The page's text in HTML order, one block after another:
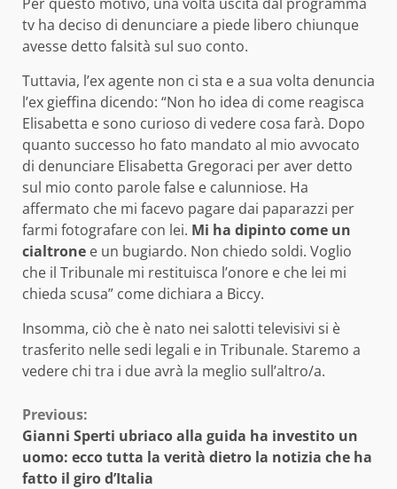
tv ha deciso di denunciare a piede libero chiunque
avesse detto falsità sul suo conto.
Tuttavia, l’ex agente non ci sta e a sua volta denuncia
l’ex gieffina dicendo: “Non ho idea di come reagisca
Elisabetta e sono curioso di vedere cosa farà. Dopo
quanto successo ho fato mandato al mio avvocato
di denunciare Elisabetta Gregoraci per aver detto
sul mio conto parole false e calunniose. Ha
affermato che mi facevo pagare dai paparazzi per
farmi fotografare con lei. Mi ha dipinto come un
cialtrone e un bugiardo. Non chiedo soldi. Voglio
che il Tribunale mi restituisca l’onore e che lei mi
chieda scusa” come dichiara a Biccy.
Insomma, ciò che è nato nei salotti televisivi si è
trasferito nelle sedi legali e in Tribunale. Staremo a
vedere chi tra i due avrà la meglio sull’altro/a.
Continue
Reading
Previous:
Gianni Sperti ubriaco alla guida ha investito un
uomo: ecco tutta la verità dietro la notizia che ha
fatto il giro d’Italia